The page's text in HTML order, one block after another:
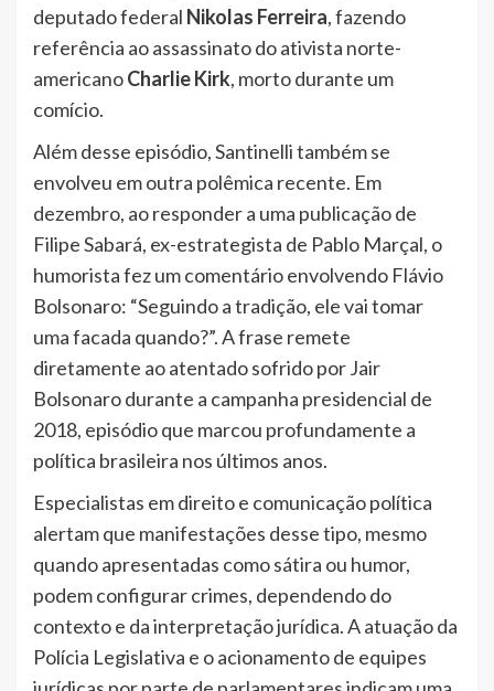
deputado federal Nikolas Ferreira, fazendo
referência ao assassinato do ativista norte-
americanoCharlie Kirk, morto durante um
comício.
Além desse episódio, Santinelli também se
envolveu em outra polêmica recente. Em
dezembro, ao responder a uma publicação de
Filipe Sabará, ex-estrategista de Pablo Marçal, o
humorista fez um comentário envolvendo Flávio
Bolsonaro: “Seguindo a tradição, ele vai tomar
uma facada quando?”. A frase remete
diretamente ao atentado sofrido por Jair
Bolsonaro durante a campanha presidencial de
2018, episódio que marcou profundamente a
política brasileira nos últimos anos.
Especialistas em direito e comunicação política
alertam que manifestações desse tipo, mesmo
quando apresentadas como sátira ou humor,
podem configurar crimes, dependendo do
contexto e da interpretação jurídica. A atuação da
Polícia Legislativa e o acionamento de equipes